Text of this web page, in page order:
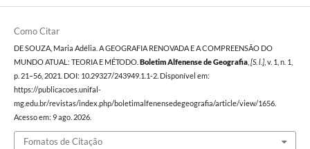
Como Citar
DE SOUZA, Maria Adélia. A GEOGRAFIA RENOVADA E A COMPREENSÃO DO
MUNDO ATUAL: TEORIA E MÉTODO. Boletim Alfenense de Geografia, [S. l.], v. 1, n. 1,
p. 21–56, 2021. DOI: 10.29327/243949.1.1-2. Disponível em:
https://publicacoes.unifal-
mg.edu.br/revistas/index.php/boletimalfenensedegeografia/article/view/1656.
Acesso em: 9 ago. 2026.
Fomatos de Citação